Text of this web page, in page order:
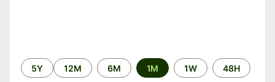
الفترة
الزمنية
48H
1W
1M
6M
12M
5Y